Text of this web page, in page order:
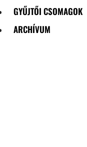
GYŰJTŐI CSOMAGOK
ARCHÍVUM